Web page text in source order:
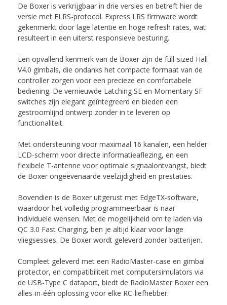
De Boxer is verkrijgbaar in drie versies en betreft hier de
versie met ELRS-protocol. Express LRS firmware wordt
gekenmerkt door lage latentie en hoge refresh rates, wat
resulteert in een uiterst responsieve besturing.
Een opvallend kenmerk van de Boxer zijn de full-sized Hall
V4.0 gimbals, die ondanks het compacte formaat van de
controller zorgen voor een precieze en comfortabele
bediening. De vernieuwde Latching SE en Momentary SF
switches zijn elegant geïntegreerd en bieden een
gestroomlijnd ontwerp zonder in te leveren op
functionaliteit.
Met ondersteuning voor maximaal 16 kanalen, een helder
LCD-scherm voor directe informatieaflezing, en een
flexibele T-antenne voor optimale signaalontvangst, biedt
de Boxer ongeëvenaarde veelzijdigheid en prestaties.
Bovendien is de Boxer uitgerust met EdgeTX-software,
waardoor het volledig programmeerbaar is naar
individuele wensen. Met de mogelijkheid om te laden via
QC 3.0 Fast Charging, ben je altijd klaar voor lange
vliegsessies. De Boxer wordt geleverd zonder batterijen.
Compleet geleverd met een RadioMaster-case en gimbal
protector, en compatibiliteit met computersimulators via
de USB-Type C dataport, biedt de RadioMaster Boxer een
alles-in-één oplossing voor elke RC-liefhebber.